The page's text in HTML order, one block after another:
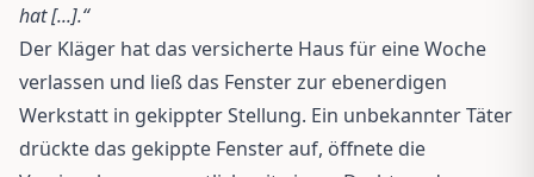
hat [...].“
Der Kläger hat das versicherte Haus für eine Woche
verlassen und ließ das Fenster zur ebenerdigen
Werkstatt in gekippter Stellung. Ein unbekannter Täter
drückte das gekippte Fenster auf, öffnete die